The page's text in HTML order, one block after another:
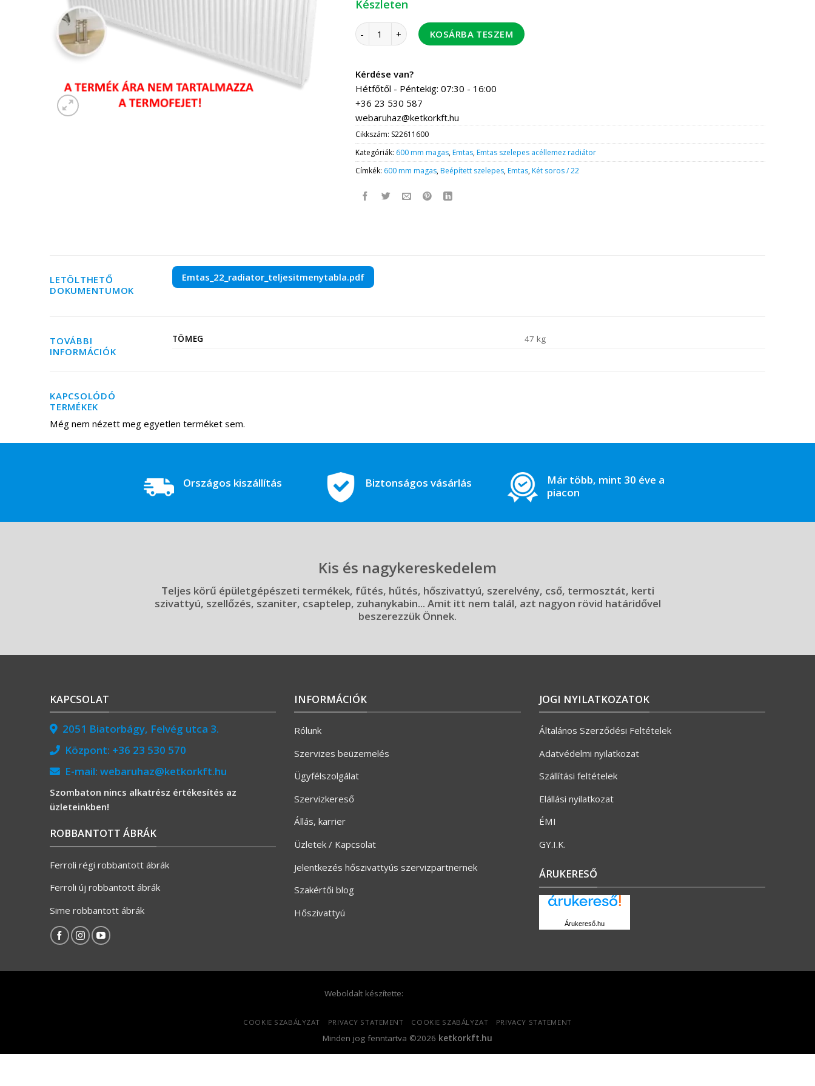
Készleten
Emtas lapradiátor szelepes 22/600-1600 mennyiség
KOSÁRBA TESZEM
Kérdése van?
Hétfőtől - Péntekig: 07:30 - 16:00
+36 23 530 587
webaruhaz@ketkorkft.hu
Cikkszám: S22611600
Kategóriák: 600 mm magas,Emtas,Emtas szelepes acéllemez radiátor
Címkék: 600 mm magas,Beépített szelepes,Emtas,Két soros / 22
LETÖLTHETŐ
DOKUMENTUMOK
Emtas_22_radiator_teljesitmenytabla.pdf
TOVÁBBI
INFORMÁCIÓK
TÖMEG 47 kg
KAPCSOLÓDÓ
TERMÉKEK
Még nem nézett meg egyetlen terméket sem.
Országos kiszállítás Biztonságos vásárlás
Már több, mint 30 éve a
piacon
Kis és nagykereskedelem
Teljes körű épületgépészeti termékek, fűtés, hűtés, hőszivattyú, szerelvény, cső, termosztát, kerti
szivattyú, szellőzés, szaniter, csaptelep, zuhanykabin... Amit itt nem talál, azt nagyon rövid határidővel
beszerezzük Önnek.
KAPCSOLAT
2051 Biatorbágy, Felvég utca 3.
Központ: +36 23 530 570
E-mail: webaruhaz@ketkorkft.hu
Szombaton nincs alkatrész értékesítés az
üzleteinkben!
ROBBANTOTT ÁBRÁK
Ferroli régi robbantott ábrák
Ferroli új robbantott ábrák
Sime robbantott ábrák
INFORMÁCIÓK
Rólunk
Szervizes beüzemelés
Ügyfélszolgálat
Szervizkereső
Állás, karrier
Üzletek / Kapcsolat
Jelentkezés hőszivattyús szervizpartnernek
Szakértői blog
Hőszivattyú
JOGI NYILATKOZATOK
Általános Szerződési Feltételek
Adatvédelmi nyilatkozat
Szállítási feltételek
Elállási nyilatkozat
ÉMI
GY.I.K.
ÁRUKERESŐ
Árukereső.hu
Weboldalt készítette:
COOKIE SZABÁLYZAT PRIVACY STATEMENT COOKIE SZABÁLYZAT PRIVACY STATEMENT
Minden jog fenntartva ©2026 ketkorkft.hu